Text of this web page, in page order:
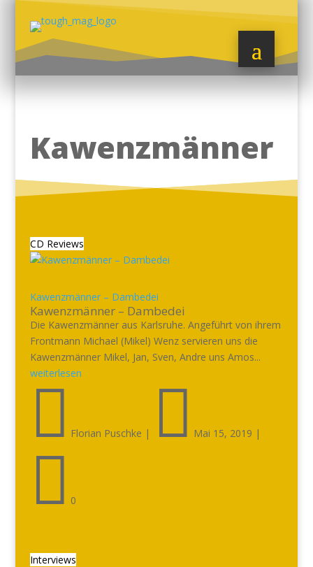
Kawenzmänner
CD Reviews
Kawenzmänner – Dambedei
Kawenzmänner – Dambedei
Die Kawenzmänner aus Karlsruhe. Angeführt von ihrem
Frontmann Michael (Mikel) Wenz servieren uns die
Kawenzmänner Mikel, Jan, Sven, Andre uns Amos...
weiterlesen
 Florian Puschke |  Mai 15, 2019 |
 0
Interviews